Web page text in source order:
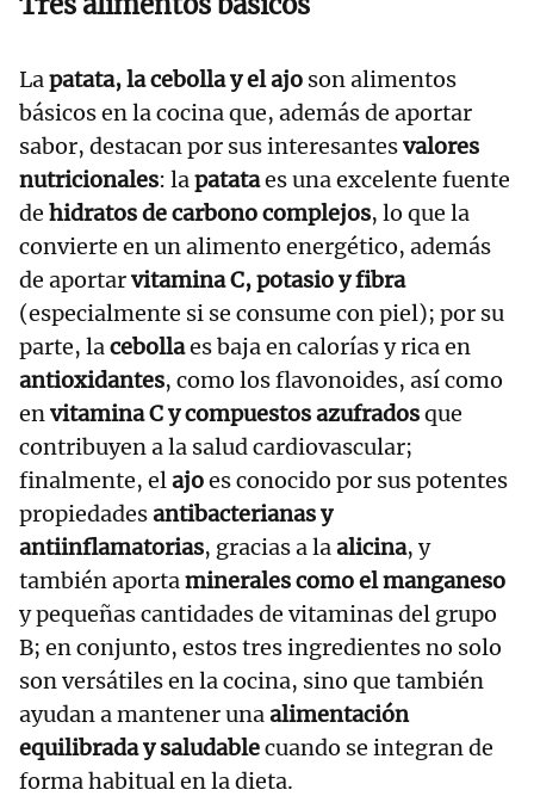
Lapatata, la cebolla y el ajo son alimentos
básicos en la cocina que, además de aportar
sabor, destacan por sus interesantesvalores
nutricionales: lapatataes una excelente fuente
de hidratos de carbono complejos, lo que la
convierte en un alimento energético, además
de aportarvitamina C, potasio y fibra
(especialmente si se consume con piel); por su
parte, lacebollaes baja en calorías y rica en
antioxidantes, como los flavonoides, así como
envitamina C y compuestos azufradosque
contribuyen a la salud cardiovascular;
finalmente, elajoes conocido por sus potentes
propiedadesantibacterianas y
antiinflamatorias, gracias a laalicina, y
también aportaminerales como el manganeso
y pequeñas cantidades de vitaminas del grupo
B; en conjunto, estos tres ingredientes no solo
son versátiles en la cocina, sino que también
ayudan a mantener unaalimentación
equilibrada y saludablecuando se integran de
forma habitual en la dieta.